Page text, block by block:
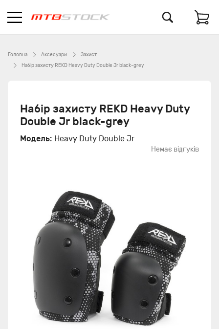
Головна Аксесуари
Захист
Набір захисту REKD Heavy Duty Double Jr black-grey
Набір захисту REKD Heavy Duty
Double Jr black-grey
Модель: Heavy Duty Double Jr
Немає відгуків